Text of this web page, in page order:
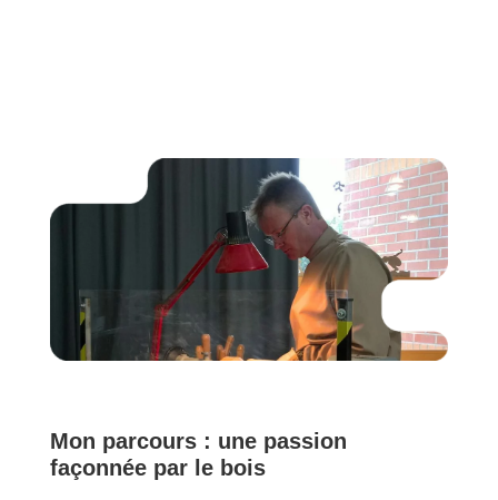
Mon parcours : une passion
façonnée par le bois